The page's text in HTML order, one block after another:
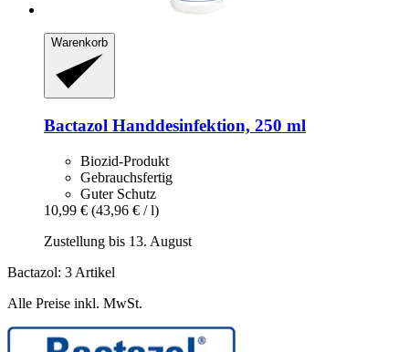
Warenkorb
Bactazol Handdesinfektion, 250 ml
Biozid-Produkt
Gebrauchsfertig
Guter Schutz
10,99 € (43,96 € / l)
Zustellung bis 13. August
Bactazol: 3 Artikel
Alle Preise inkl. MwSt.